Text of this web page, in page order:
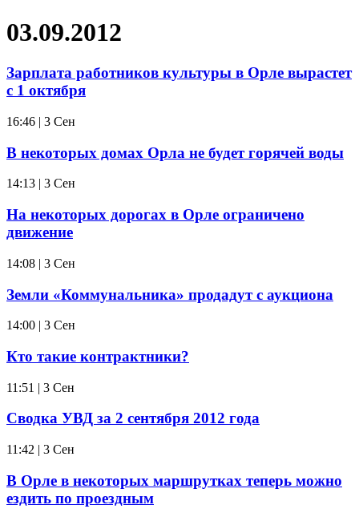
03.09.2012
Зарплата работников культуры в Орле вырастет
с 1 октября
16:46 | 3 Сен
В некоторых домах Орла не будет горячей воды
14:13 | 3 Сен
На некоторых дорогах в Орле ограничено
движение
14:08 | 3 Сен
Земли «Коммунальника» продадут с аукциона
14:00 | 3 Сен
Кто такие контрактники?
11:51 | 3 Сен
Сводка УВД за 2 сентября 2012 года
11:42 | 3 Сен
В Орле в некоторых маршрутках теперь можно
ездить по проездным